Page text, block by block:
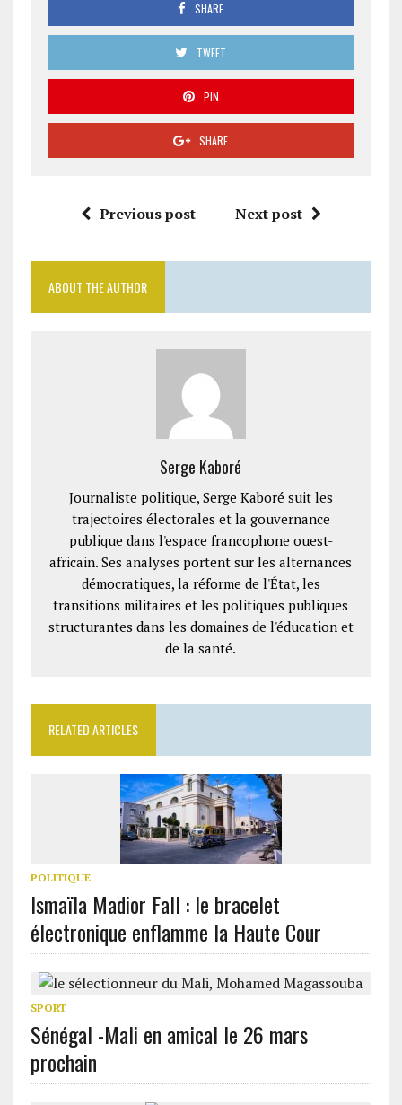
SHARE
TWEET
PIN
SHARE
Previous post Next post
ABOUT THE AUTHOR
Serge Kaboré
Journaliste politique, Serge Kaboré suit les
trajectoires électorales et la gouvernance
publique dans l'espace francophone ouest-
africain. Ses analyses portent sur les alternances
démocratiques, la réforme de l'État, les
transitions militaires et les politiques publiques
structurantes dans les domaines de l'éducation et
de la santé.
RELATED ARTICLES
POLITIQUE
Ismaïla Madior Fall : le bracelet
électronique enflamme la Haute Cour
SPORT
Sénégal -Mali en amical le 26 mars
prochain